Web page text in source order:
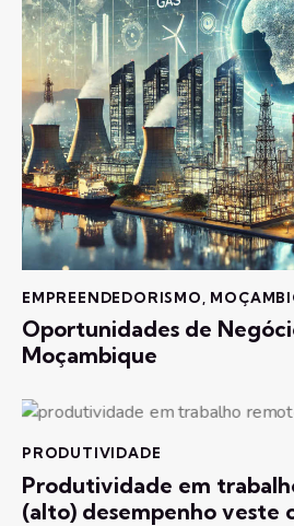
EMPREENDEDORISMO
Oportunidades de
Moçambique
PRODUTIVIDADE
Produtividade em
(alto) desempenho veste